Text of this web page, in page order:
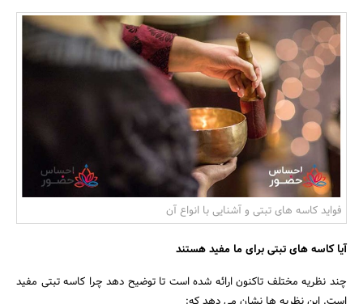
مسکن و ساختمان
فواید کاسه های تبتی و آشنایی با انواع آن
آیا کاسه های تبتی برای ما مفید هستند
چند نظریه مختلف تاکنون ارائه شده است تا توضیح دهد چرا کاسه تبتی مفید